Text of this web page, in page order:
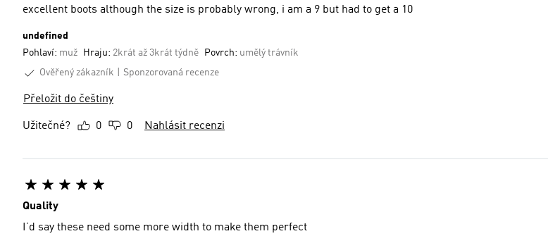
excellent boots although the size is probably wrong, i am a 9 but had to get a 10
undefined
Pohlaví: muž Hraju: 2krát až 3krát týdně Povrch: umělý trávník
Ověřený zákazník
Sponzorovaná recenze
Přeložit do češtiny
Užitečné? 0 0 Nahlásit recenzi
Quality
I’d say these need some more width to make them perfect